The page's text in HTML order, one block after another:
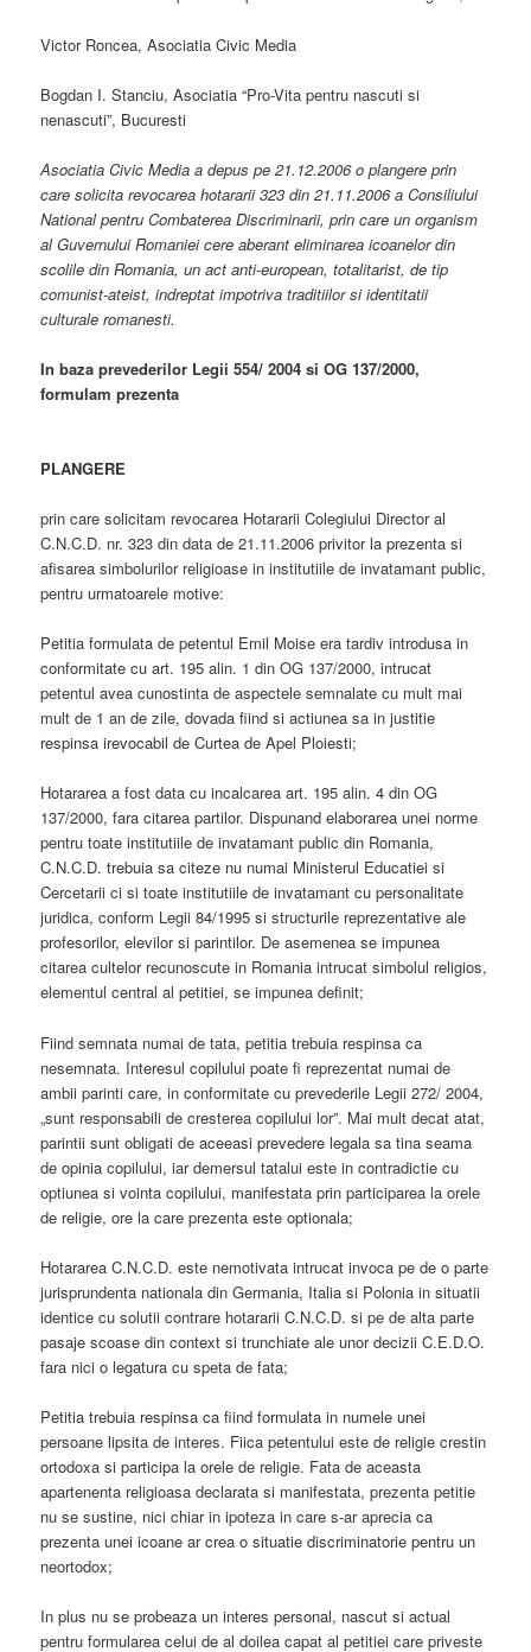
Victor Roncea, Asociatia Civic Media
Bogdan I. Stanciu, Asociatia “Pro-Vita pentru nascuti si
nenascuti”, Bucuresti
Asociatia Civic Media a depus pe 21.12.2006 o plangere prin
care solicita revocarea hotararii 323 din 21.11.2006 a Consiliului
National pentru Combaterea Discriminarii, prin care un organism
al Guvernului Romaniei cere aberant eliminarea icoanelor din
scolile din Romania, un act anti-european, totalitarist, de tip
comunist-ateist, indreptat impotriva traditiilor si identitatii
culturale romanesti.
In baza prevederilor Legii 554/ 2004 si OG 137/2000,
formulam prezenta
PLANGERE
prin care solicitam revocarea Hotararii Colegiului Director al
C.N.C.D. nr. 323 din data de 21.11.2006 privitor la prezenta si
afisarea simbolurilor religioase in institutiile de invatamant public,
pentru urmatoarele motive:
Petitia formulata de petentul Emil Moise era tardiv introdusa in
conformitate cu art. 195 alin. 1 din OG 137/2000, intrucat
petentul avea cunostinta de aspectele semnalate cu mult mai
mult de 1 an de zile, dovada fiind si actiunea sa in justitie
respinsa irevocabil de Curtea de Apel Ploiesti;
Hotararea a fost data cu incalcarea art. 195 alin. 4 din OG
137/2000, fara citarea partilor. Dispunand elaborarea unei norme
pentru toate institutiile de invatamant public din Romania,
C.N.C.D. trebuia sa citeze nu numai Ministerul Educatiei si
Cercetarii ci si toate institutiile de invatamant cu personalitate
juridica, conform Legii 84/1995 si structurile reprezentative ale
profesorilor, elevilor si parintilor. De asemenea se impunea
citarea cultelor recunoscute in Romania intrucat simbolul religios,
elementul central al petitiei, se impunea definit;
Fiind semnata numai de tata, petitia trebuia respinsa ca
nesemnata. Interesul copilului poate fi reprezentat numai de
ambii parinti care, in conformitate cu prevederile Legii 272/ 2004,
„sunt responsabili de cresterea copilului lor”. Mai mult decat atat,
parintii sunt obligati de aceeasi prevedere legala sa tina seama
de opinia copilului, iar demersul tatalui este in contradictie cu
optiunea si vointa copilului, manifestata prin participarea la orele
de religie, ore la care prezenta este optionala;
Hotararea C.N.C.D. este nemotivata intrucat invoca pe de o parte
jurisprundenta nationala din Germania, Italia si Polonia in situatii
identice cu solutii contrare hotararii C.N.C.D. si pe de alta parte
pasaje scoase din context si trunchiate ale unor decizii C.E.D.O.
fara nici o legatura cu speta de fata;
Petitia trebuia respinsa ca fiind formulata in numele unei
persoane lipsita de interes. Fiica petentului este de religie crestin
ortodoxa si participa la orele de religie. Fata de aceasta
apartenenta religioasa declarata si manifestata, prezenta petitie
nu se sustine, nici chiar in ipoteza in care s-ar aprecia ca
prezenta unei icoane ar crea o situatie discriminatorie pentru un
neortodox;
In plus nu se probeaza un interes personal, nascut si actual
pentru formularea celui de al doilea capat al petitiei care priveste